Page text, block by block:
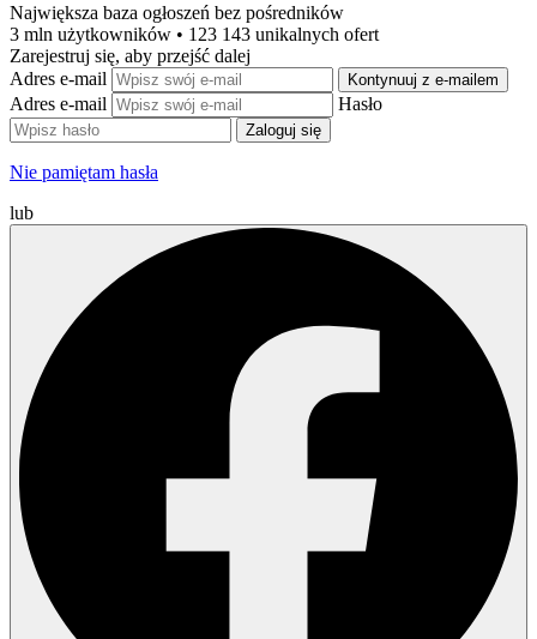
Największa baza ogłoszeń bez pośredników
3 mln użytkowników • 123 143 unikalnych ofert
Zarejestruj się, aby przejść dalej
Adres e-mail
Kontynuuj z e-mailem
Adres e-mail Hasło
Zaloguj się
Nie pamiętam hasła
lub